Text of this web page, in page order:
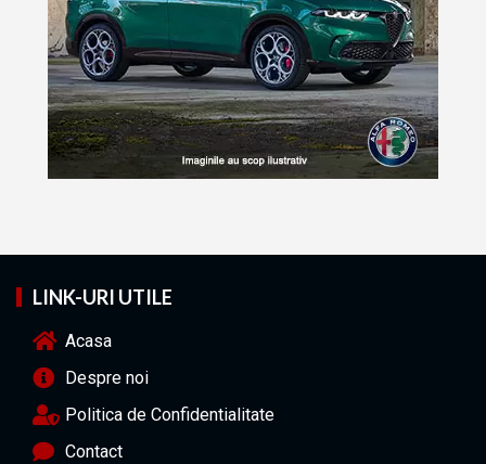
LINK-URI UTILE
Acasa
Despre noi
Politica de Confidentialitate
Contact